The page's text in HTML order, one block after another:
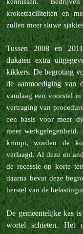
kroketfaciliteiten en
zullen meer sluwe
Tussen 2008 en
dukaten extra
kikkers. De begroting
de aanmoediging van
vandaag een voorstel
vertraging van
een basis voor meer
meer werkgelegenheid.
krimpt, worden de
verlaagd. Al deze en
de recessie op korte
daarna bevat deze
herstel van de
De gemeentelijke kas
wortel schieten. Het